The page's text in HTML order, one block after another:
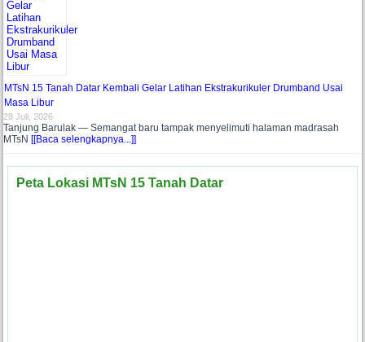
MTsN 15 Tanah Datar Kembali Gelar Latihan Ekstrakurikuler Drumband Usai
Masa Libur
28 Juli, 2026
Tanjung Barulak — Semangat baru tampak menyelimuti halaman madrasah
MTsN[[Baca selengkapnya...]]
Peta Lokasi MTsN 15 Tanah Datar